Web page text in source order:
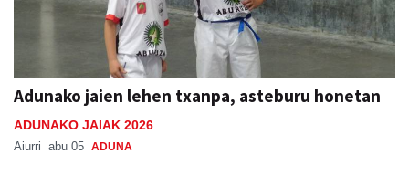
Adunako jaien lehen txanpa, asteburu honetan
ADUNAKO JAIAK 2026
Aiurri abu 05 ADUNA